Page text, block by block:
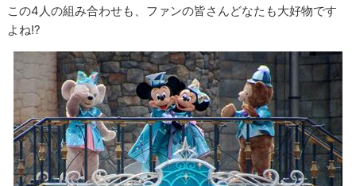
この4人の組み合わせも、ファンの皆さんどなたも大好物です
よね!?